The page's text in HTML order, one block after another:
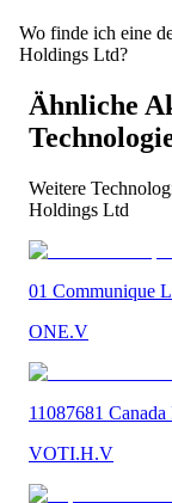
Wo finde ich eine
Holdings Ltd?
Ähnliche
Weitere
Holdings Ltd
01 Communique
ONE.V
11087681 Canada
VOTI.H.V